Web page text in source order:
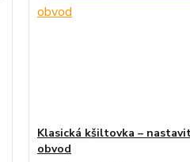
Klasická kšiltovka –
obvod